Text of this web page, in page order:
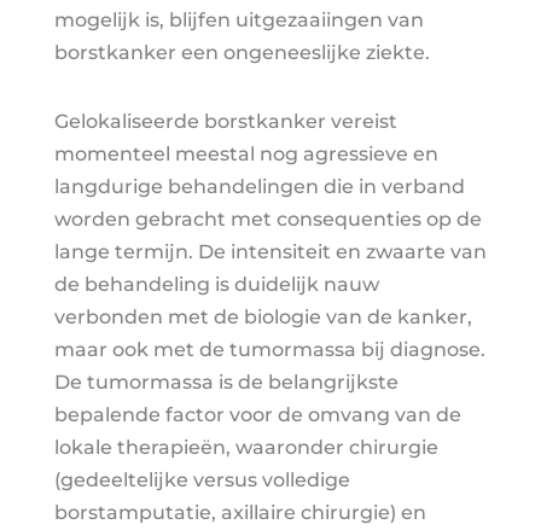
mogelijk is, blijfen uitgezaaiingen van
borstkanker een ongeneeslijke ziekte.
Gelokaliseerde borstkanker vereist
momenteel meestal nog agressieve en
langdurige behandelingen die in verband
worden gebracht met consequenties op de
lange termijn. De intensiteit en zwaarte van
de behandeling is duidelijk nauw
verbonden met de biologie van de kanker,
maar ook met de tumormassa bij diagnose.
De tumormassa is de belangrijkste
bepalende factor voor de omvang van de
lokale therapieën, waaronder chirurgie
(gedeeltelijke versus volledige
borstamputatie, axillaire chirurgie) en